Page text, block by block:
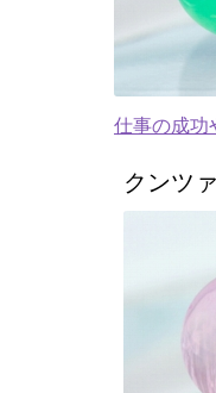
仕事の成功
クンツ